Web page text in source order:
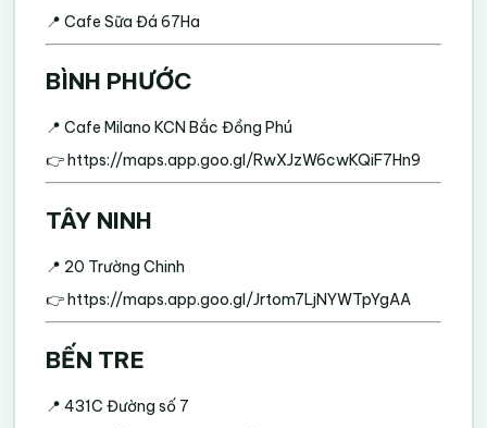
📍 Cafe Sữa Đá 67Ha
BÌNH PHƯỚC
📍 Cafe Milano KCN Bắc Đồng Phú
👉 https://maps.app.goo.gl/RwXJzW6cwKQiF7Hn9
TÂY NINH
📍 20 Trường Chinh
👉 https://maps.app.goo.gl/Jrtom7LjNYWTpYgAA
BẾN TRE
📍 431C Đường số 7